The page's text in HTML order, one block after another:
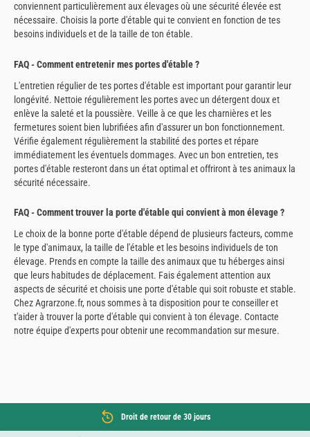
conviennent particulièrement aux élevages où une sécurité élevée est
nécessaire. Choisis la porte d'étable qui te convient en fonction de tes
besoins individuels et de la taille de ton étable.
FAQ - Comment entretenir mes portes d'étable ?
L'entretien régulier de tes portes d'étable est important pour garantir leur
longévité. Nettoie régulièrement les portes avec un détergent doux et
enlève la saleté et la poussière. Veille à ce que les charnières et les
fermetures soient bien lubrifiées afin d'assurer un bon fonctionnement.
Vérifie également régulièrement la stabilité des portes et répare
immédiatement les éventuels dommages. Avec un bon entretien, tes
portes d'étable resteront dans un état optimal et offriront à tes animaux la
sécurité nécessaire.
FAQ - Comment trouver la porte d'étable qui convient à mon élevage ?
Le choix de la bonne porte d'étable dépend de plusieurs facteurs, comme
le type d'animaux, la taille de l'étable et les besoins individuels de ton
élevage. Prends en compte la taille des animaux que tu héberges ainsi
que leurs habitudes de déplacement. Fais également attention aux
aspects de sécurité et choisis une porte d'étable qui soit robuste et stable.
Chez Agrarzone.fr, nous sommes à ta disposition pour te conseiller et
t'aider à trouver la porte d'étable qui convient à ton élevage. Contacte
notre équipe d'experts pour obtenir une recommandation sur mesure.
Droit de retour de 30 jours